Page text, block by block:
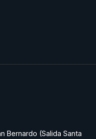
Bernardo (Salida Santa